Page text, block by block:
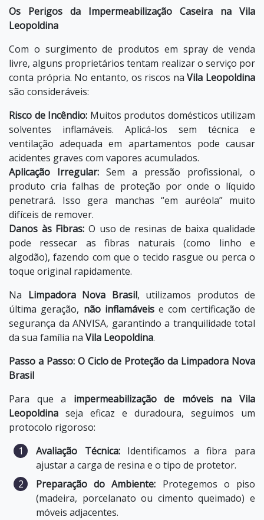
Os Perigos da Impermeabilização Caseira na Vila
Leopoldina
Com o surgimento de produtos em spray de venda
livre, alguns proprietários tentam realizar o serviço por
conta própria. No entanto, os riscos naVila Leopoldina
são consideráveis:
Risco de Incêndio: Muitos produtos domésticos utilizam
solventes inflamáveis. Aplicá-los sem técnica e
ventilação adequada em apartamentos pode causar
acidentes graves com vapores acumulados.
Aplicação Irregular: Sem a pressão profissional, o
produto cria falhas de proteção por onde o líquido
penetrará. Isso gera manchas “em auréola” muito
difíceis de remover.
Danos às Fibras: O uso de resinas de baixa qualidade
pode ressecar as fibras naturais (como linho e
algodão), fazendo com que o tecido rasgue ou perca o
toque original rapidamente.
Na Limpadora Nova Brasil, utilizamos produtos de
última geração, não inflamáveise com certificação de
segurança da ANVISA, garantindo a tranquilidade total
da sua família na Vila Leopoldina.
Passo a Passo: O Ciclo de Proteção da Limpadora Nova
Brasil
Para que a impermeabilização de móveis na Vila
Leopoldina seja eficaz e duradoura, seguimos um
protocolo rigoroso:
Avaliação Técnica:Identificamos a fibra para
ajustar a carga de resina e o tipo de protetor.
Preparação do Ambiente: Protegemos o piso
(madeira, porcelanato ou cimento queimado) e
móveis adjacentes.